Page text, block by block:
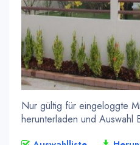
Nur gültig für eingeloggte
herunterladen und Auswahl